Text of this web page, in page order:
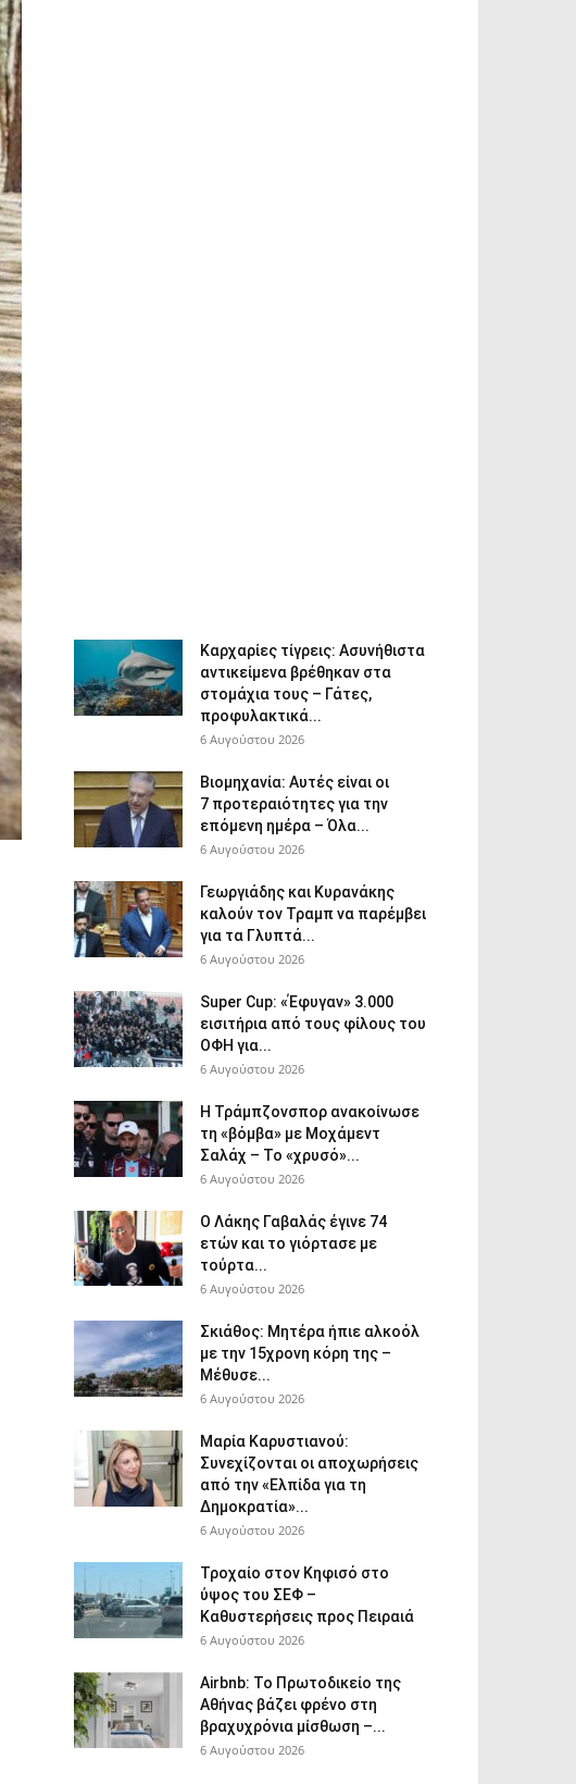
Καρχαρίες τίγρεις: Ασυνήθιστα
αντικείμενα βρέθηκαν στα
στομάχια τους – Γάτες,
προφυλακτικά...
6 Αυγούστου 2026
Βιομηχανία: Αυτές είναι οι
7 προτεραιότητες για την
επόμενη ημέρα – Όλα...
6 Αυγούστου 2026
Γεωργιάδης και Κυρανάκης
καλούν τον Τραμπ να παρέμβει
για τα Γλυπτά...
6 Αυγούστου 2026
Super Cup: «Έφυγαν» 3.000
εισιτήρια από τους φίλους του
ΟΦΗ για...
6 Αυγούστου 2026
Η Τράμπζονσπορ ανακοίνωσε
τη «βόμβα» με Μοχάμεντ
Σαλάχ – Το «χρυσό»...
6 Αυγούστου 2026
Ο Λάκης Γαβαλάς έγινε 74
ετών και το γιόρτασε με
τούρτα...
6 Αυγούστου 2026
Σκιάθος: Μητέρα ήπιε αλκοόλ
με την 15χρονη κόρη της –
Μέθυσε...
6 Αυγούστου 2026
Μαρία Καρυστιανού:
Συνεχίζονται οι αποχωρήσεις
από την «Ελπίδα για τη
Δημοκρατία»...
6 Αυγούστου 2026
Τροχαίο στον Κηφισό στο
ύψος του ΣΕΦ –
Καθυστερήσεις προς Πειραιά
6 Αυγούστου 2026
Airbnb: Το Πρωτοδικείο της
Αθήνας βάζει φρένο στη
βραχυχρόνια μίσθωση –...
6 Αυγούστου 2026